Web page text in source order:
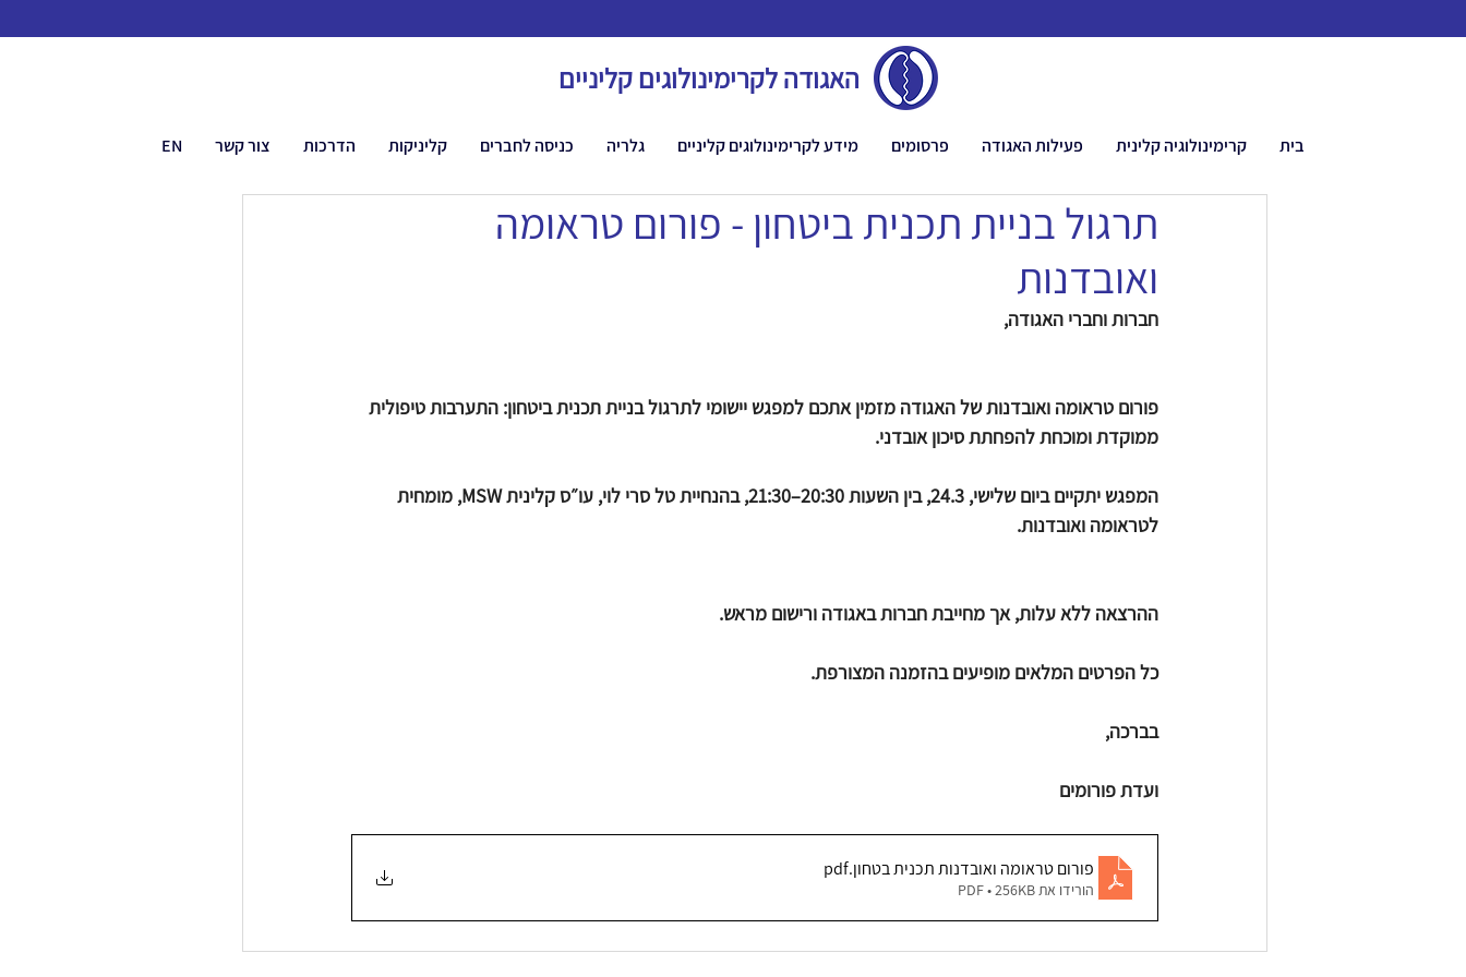
האגודה לקרימינולוגים קליניים
בית קרימינולוגיה קלינית פעילות האגודה פרסומים מידע לקרימינולוגים קליניים גלריה כניסה לחברים קליניקות הדרכות צור קשר EN
תרגול בניית תכנית ביטחון - פורום טראומה
ואובדנות
חברות וחברי האגודה,
פורום טראומה ואובדנות של האגודה מזמין אתכם למפגש יישומי לתרגול בניית תכנית ביטחון: התערבות טיפולית
ממוקדת ומוכחת להפחתת סיכון אובדני.
המפגש יתקיים ביום שלישי, 24.3, בין השעות 20:30–21:30, בהנחיית טל סרי לוי, עו״ס קלינית MSW, מומחית
לטראומה ואובדנות.
ההרצאה ללא עלות, אך מחייבת חברות באגודה ורישום מראש.
כל הפרטים המלאים מופיעים בהזמנה המצורפת.
בברכה,
ועדת פורומים
פורום טראומה ואובדנות תכנית בטחון.pdf
הורידו את PDF • 256KB